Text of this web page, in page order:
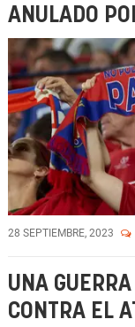
ANULADO
28 SEPTIEMBRE, 2023
UNA
CONTRA EL